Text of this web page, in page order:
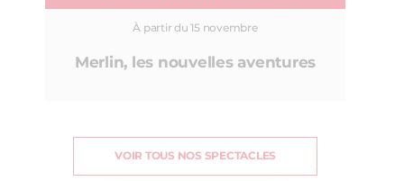
À partir du 15 novembre
Merlin, les nouvelles aventures
VOIR TOUS NOS SPECTACLES